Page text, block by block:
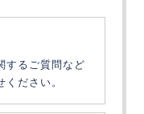
するご質問など
ださい。